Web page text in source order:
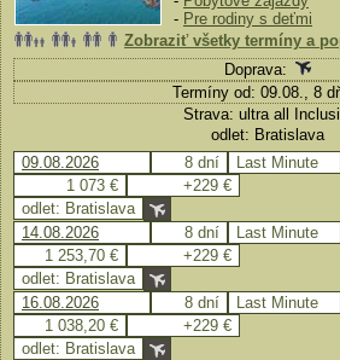
- Pre rodiny s deťmi
Zobraziť všetky termíny a
Doprava:
Termíny od: 09.08., 8
Strava: ultra all
odlet: Bratislava
09.08.2026
8 dní
Last Minute
1 073 €
+229 €
odlet: Bratislava
14.08.2026
8 dní
Last Minute
1 253,70 €
+229 €
odlet: Bratislava
16.08.2026
8 dní
Last Minute
1 038,20 €
+229 €
odlet: Bratislava